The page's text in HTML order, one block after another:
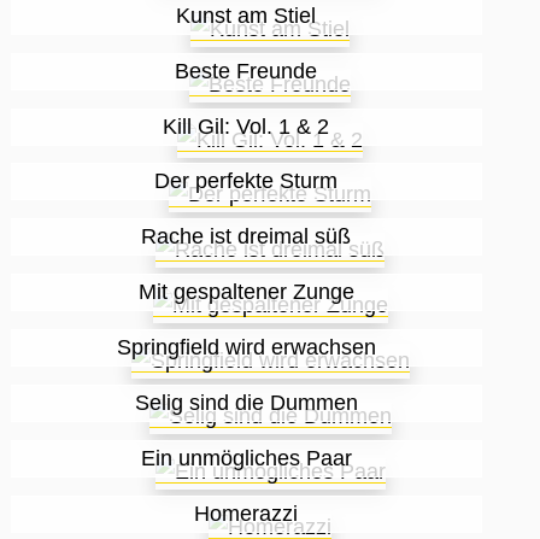
Kunst am Stiel
Beste Freunde
Kill Gil: Vol. 1 & 2
Der perfekte Sturm
Rache ist dreimal süß
Mit gespaltener Zunge
Springfield wird erwachsen
Selig sind die Dummen
Ein unmögliches Paar
Homerazzi